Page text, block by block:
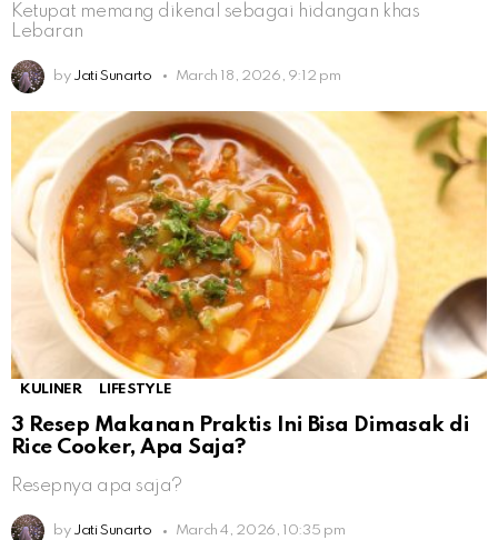
Ketupat memang dikenal sebagai hidangan khas
Lebaran
by Jati Sunarto March 18, 2026, 9:12 pm
KULINER LIFESTYLE
3 Resep Makanan Praktis Ini Bisa Dimasak di
Rice Cooker, Apa Saja?
Resepnya apa saja?
by Jati Sunarto March 4, 2026, 10:35 pm